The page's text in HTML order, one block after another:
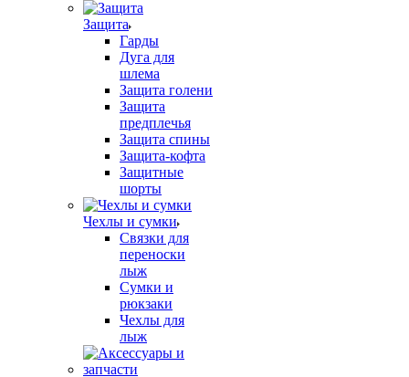
Защита
Гарды
Дуга для
шлема
Защита голени
Защита
предплечья
Защита спины
Защита-кофта
Защитные
шорты
Чехлы и сумки
Связки для
переноски
лыж
Сумки и
рюкзаки
Чехлы для
лыж